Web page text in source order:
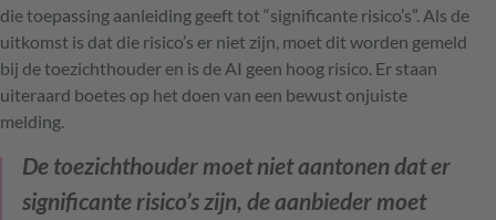
die toepassing aanleiding geeft tot “significante risico’s”. Als de
uitkomst is dat die risico’s er niet zijn, moet dit worden gemeld
bij de toezichthouder en is de AI geen hoog risico. Er staan
uiteraard boetes op het doen van een bewust onjuiste
melding.
De toezichthouder moet niet aantonen dat er
significante risico’s zijn, de aanbieder moet